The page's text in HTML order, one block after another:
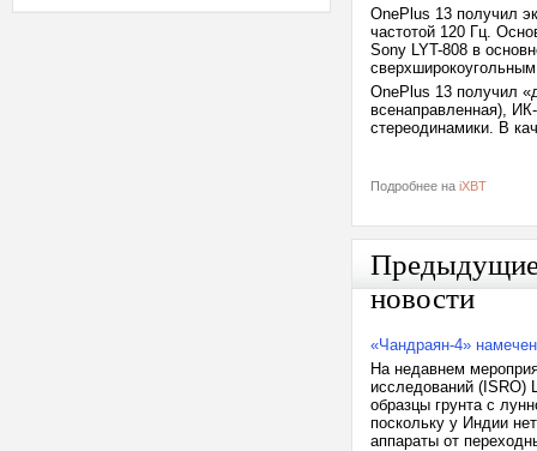
OnePlus 13 получил
частотой 120 Гц.
Sony LYT-808 в
OnePlus 13 получил
всенаправленная),
cтереодинамики. В
Подробнее на iXBT
новости
«Чандраян-4»
На недавнем
исследований (ISRO)
образцы грунта с
поскольку у Индии
аппараты от